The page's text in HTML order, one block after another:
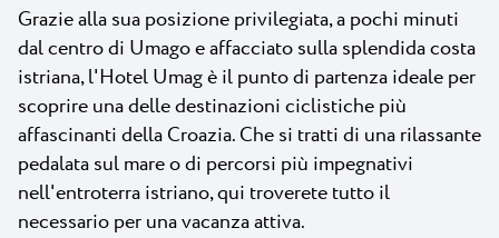
Esplora tutti
Grazie alla sua posizione privilegiata, a pochi minuti
dal centro di Umago e affacciato sulla splendida costa
istriana, l'Hotel Umag è il punto di partenza ideale per
scoprire una delle destinazioni ciclistiche più
affascinanti della Croazia. Che si tratti di una rilassante
pedalata sul mare o di percorsi più impegnativi
nell'entroterra istriano, qui troverete tutto il
necessario per una vacanza attiva.